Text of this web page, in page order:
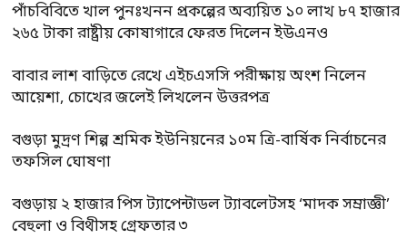
পাঁচবিবিতে খাল পুনঃখনন প্রকল্পের অব্যয়িত ১০ লাখ ৮৭ হাজার
২৬৫ টাকা রাষ্ট্রীয় কোষাগারে ফেরত দিলেন ইউএনও
বাবার লাশ বাড়িতে রেখে এইচএসসি পরীক্ষায় অংশ নিলেন
আয়েশা, চোখের জলেই লিখলেন উত্তরপত্র
বগুড়া মুদ্রণ শিল্প শ্রমিক ইউনিয়নের ১০ম ত্রি-বার্ষিক নির্বাচনের
তফসিল ঘোষণা
বগুড়ায় ২ হাজার পিস ট্যাপেন্টাডল ট্যাবলেটসহ ‘মাদক সম্রাজ্ঞী’
বেহুলা ও বিথীসহ গ্রেফতার ৩